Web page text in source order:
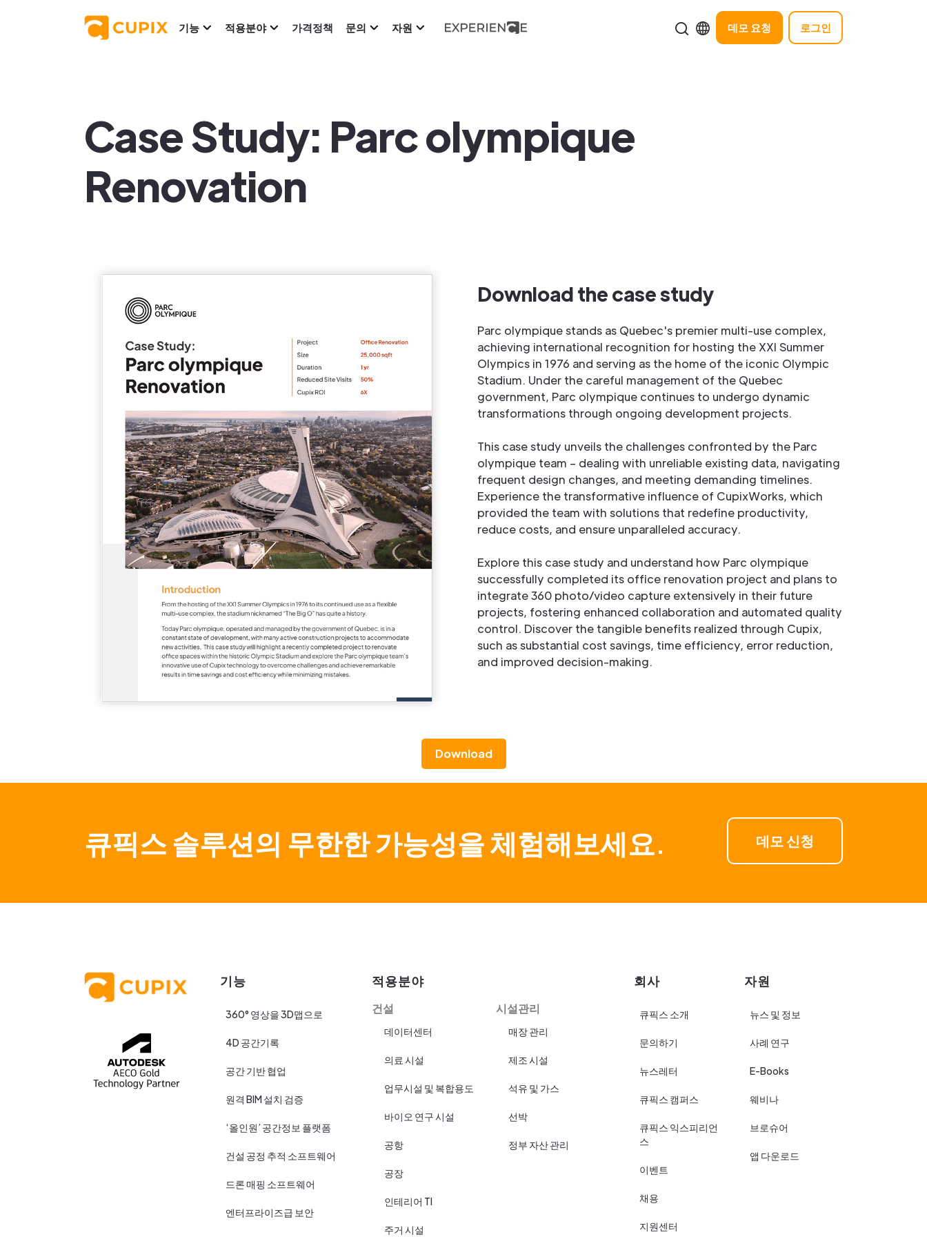
기능 적용분야 가격정책 문의 자원 데모 요청 로그인
Case Study: Parc olympique
Renovation
Download the case study
Parc olympique stands as Quebec's premier multi-use complex,
achieving international recognition for hosting the XXI Summer
Olympics in 1976 and serving as the home of the iconic Olympic
Stadium. Under the careful management of the Quebec
government, Parc olympique continues to undergo dynamic
transformations through ongoing development projects.
This case study unveils the challenges confronted by the Parc
olympique team – dealing with unreliable existing data, navigating
frequent design changes, and meeting demanding timelines.
Experience the transformative influence of CupixWorks, which
provided the team with solutions that redefine productivity,
reduce costs, and ensure unparalleled accuracy.
Explore this case study and understand how Parc olympique
successfully completed its office renovation project and plans to
integrate 360 photo/video capture extensively in their future
projects, fostering enhanced collaboration and automated quality
control. Discover the tangible benefits realized through Cupix,
such as substantial cost savings, time efficiency, error reduction,
and improved decision-making.
Download
큐픽스 솔루션의 무한한 가능성을 체험해보세요. 데모 신청
기능
360° 영상을 3D맵으로
4D 공간기록
공간 기반 협업
원격 BIM 설치 검증
‘올인원’ 공간정보 플랫폼
건설 공정 추적 소프트웨어
드론 매핑 소프트웨어
엔터프라이즈급 보안
적용분야
건설
데이터센터
의료 시설
업무시설 및 복합용도
바이오 연구 시설
공항
공장
인테리어 TI
주거 시설
시설관리
매장 관리
제조 시설
석유 및 가스
선박
정부 자산 관리
회사
큐픽스 소개
문의하기
뉴스레터
큐픽스 캠퍼스
큐픽스 익스피리언
스
이벤트
채용
지원센터
자원
뉴스 및 정보
사례 연구
E-Books
웨비나
브로슈어
앱 다운로드